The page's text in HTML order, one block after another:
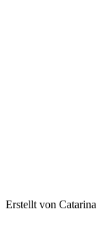
Erstellt von Catarina